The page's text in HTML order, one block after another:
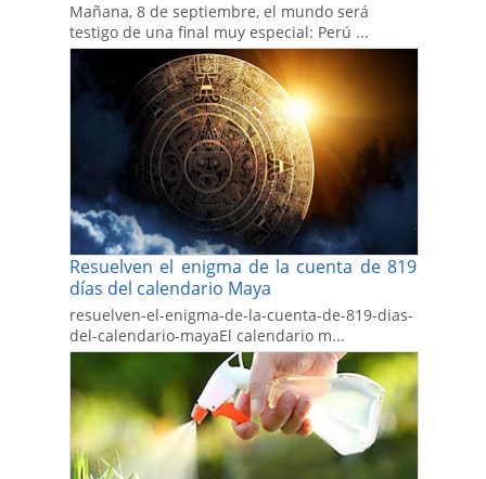
Mañana, 8 de septiembre, el mundo será
testigo de una final muy especial: Perú ...
Resuelven el enigma de la cuenta de 819
días del calendario Maya
resuelven-el-enigma-de-la-cuenta-de-819-dias-
del-calendario-mayaEl calendario m...